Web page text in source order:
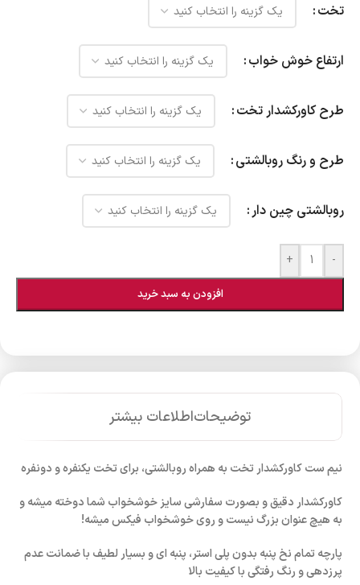
تخت
ارتفاع خوش خواب
طرح کاورکشدار تخت
طرح و رنگ روبالشتی
روبالشتی چین دار
-
+
افزودن به سبد خرید
توضیحاتاطلاعات بیشتر
نیم ست کاورکشدار تخت به همراه روبالشتی، برای تخت یکنفره و دونفره
کاورکشدار دقیق و بصورت سفارشی سایز خوشخواب شما دوخته میشه و
به هیچ عنوان بزرگ نیست و روی خوشخواب فیکس میشه!
پارچه تمام نخ پنبه بدون پلی استر، پنبه ای و بسیار لطیف با ضمانت عدم
پرزدهی و رنگ رفتگی با کیفیت بالا